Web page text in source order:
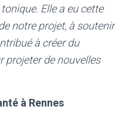
Elle a eu cette
notre projet, à soutenir
à créer du
projeter de nouvelles
à Rennes